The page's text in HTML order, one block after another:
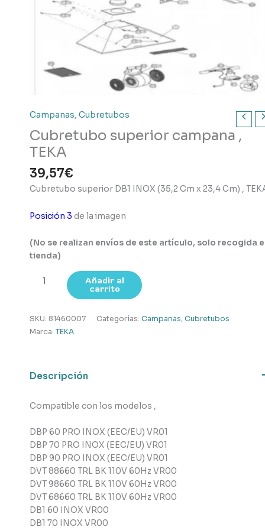
Campanas, Cubretubos
Cubretubo superior campana ,
TEKA
39,57€
Cubretubo superior DB1 INOX (35,2 Cm x 23,4 Cm) ,
Posición 3 de la imagen
(No se realizan envíos de este artículo, solo recogida
tienda)
Cubretubo
,
TEKA
Añadir al
carrito
SKU: 81460007 Categorías: Campanas, Cubretubos
Marca: TEKA
Descripción
Compatible con los modelos ,
DBP 60 PRO INOX (EEC/EU) VR01
DBP 70 PRO INOX (EEC/EU) VR01
DBP 90 PRO INOX (EEC/EU) VR01
DVT 88660 TRL BK 110V 60Hz VR00
DVT 98660 TRL BK 110V 60Hz VR00
DVT 68660 TRL BK 110V 60Hz VR00
DB1 60 INOX VR00
DB1 70 INOX VR00